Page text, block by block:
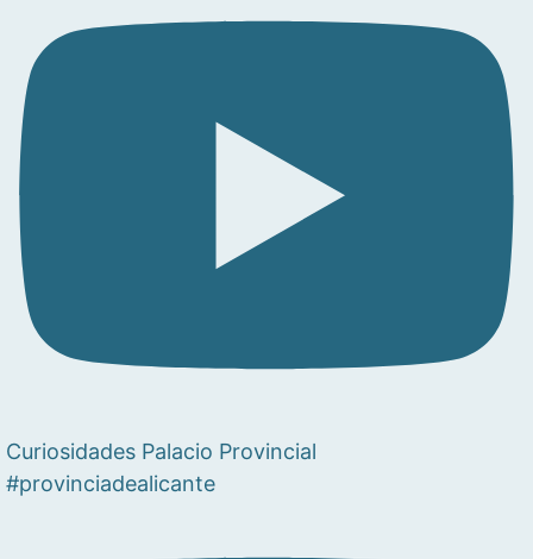
Curiosidades Palacio Provincial
#provinciadealicante